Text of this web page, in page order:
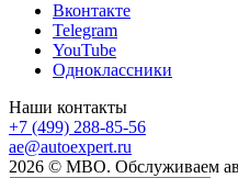
Вконтакте
Telegram
YouTube
Одноклассники
Наши контакты
+7 (499) 288-85-56
ae@autoexpert.ru
2026 © МВО. Обслуживаем